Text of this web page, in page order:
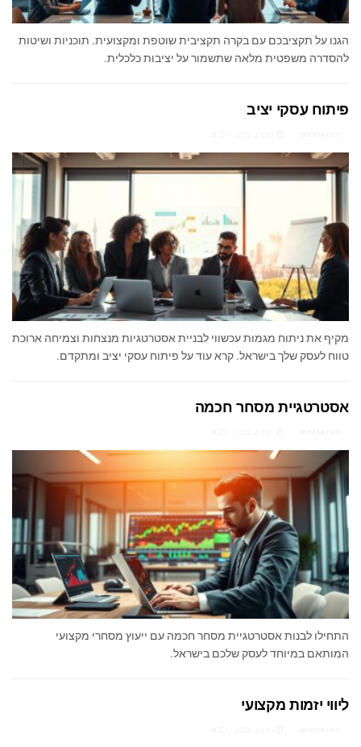
הגנו על תקציבכם עם בקרה תקציבית שוטפת ומקצועית. תוכניות ושיטות
להסדרה משפטית מלאה שתשמור על יציבות כלכלית.
פיתוח עסקי יציב
מקיף את ניתוח מגמות עכשווי לבניית אסטרטגיות מנצחות וצמיחה ארוכת
טווח לעסק שלך בישראל. קרא עוד על פיתוח עסקי יציב ומתקדם.
אסטרטגיית מסחר חכמה
התחילו לבנות אסטרטגיית מסחר חכמה עם ייעוץ מסחרי מקצועי
המותאם במיוחד לעסק שלכם בישראל.
ליווי יזמות מקצועי